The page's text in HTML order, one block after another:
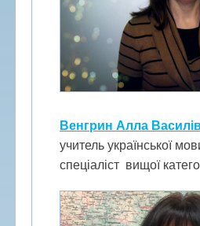
Венгрин Алла
учитель української
спеціаліст вищої